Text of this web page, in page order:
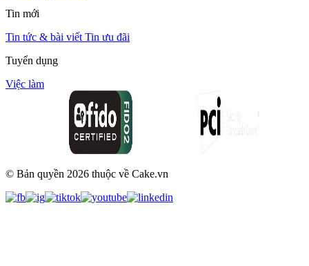
Tin mới
Tin tức & bài viết Tin ưu đãi
Tuyển dụng
Việc làm
© Bản quyền 2026 thuộc về Cake.vn